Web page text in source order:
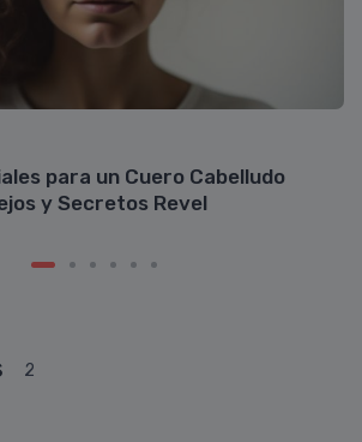
para un Cuero Cabelludo
y Secretos Revel
2